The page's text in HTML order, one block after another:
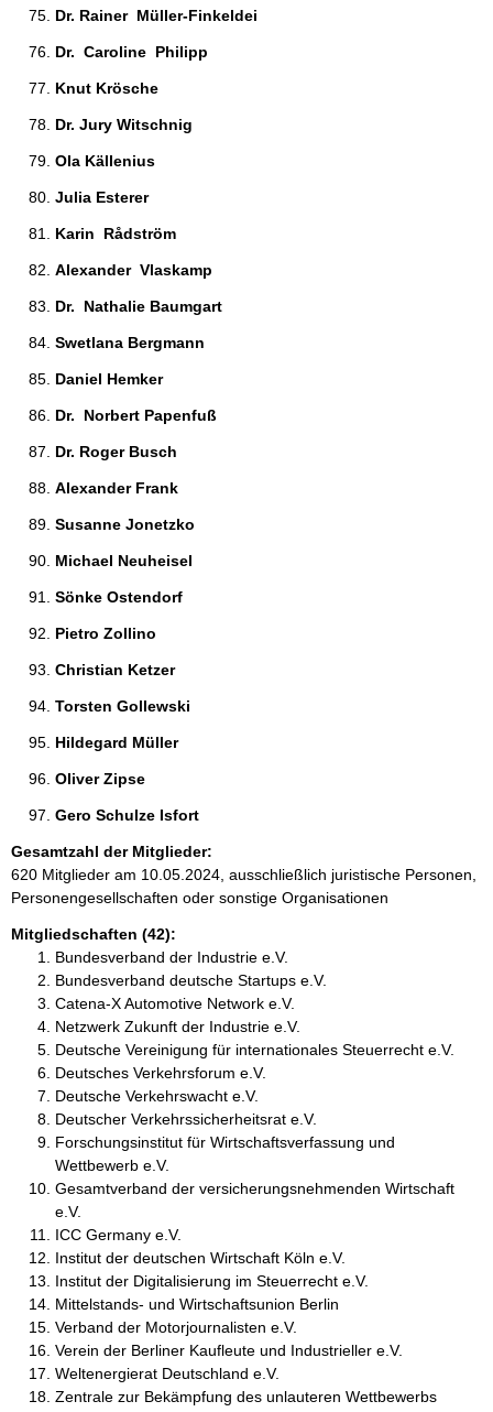
Dr. Rainer  Müller-Finkeldei
Dr.  Caroline  Philipp
Knut Krösche
Dr. Jury Witschnig
Ola Källenius
Julia Esterer
Karin  Rådström
Alexander  Vlaskamp
Dr.  Nathalie Baumgart
Swetlana Bergmann
Daniel Hemker
Dr.  Norbert Papenfuß
Dr. Roger Busch
Alexander Frank
Susanne Jonetzko
Michael Neuheisel
Sönke Ostendorf
Pietro Zollino
Christian Ketzer
Torsten Gollewski
Hildegard Müller
Oliver Zipse
Gero Schulze Isfort
Gesamtzahl der Mitglieder:
620 Mitglieder am 10.05.2024, ausschließlich juristische Personen,
Personengesellschaften oder sonstige Organisationen
Mitgliedschaften (42):
Bundesverband der Industrie e.V.
Bundesverband deutsche Startups e.V.
Catena-X Automotive Network e.V.
Netzwerk Zukunft der Industrie e.V.
Deutsche Vereinigung für internationales Steuerrecht e.V.
Deutsches Verkehrsforum e.V.
Deutsche Verkehrswacht e.V.
Deutscher Verkehrssicherheitsrat e.V.
Forschungsinstitut für Wirtschaftsverfassung und
Wettbewerb e.V.
Gesamtverband der versicherungsnehmenden Wirtschaft
e.V.
ICC Germany e.V.
Institut der deutschen Wirtschaft Köln e.V.
Institut der Digitalisierung im Steuerrecht e.V.
Mittelstands- und Wirtschaftsunion Berlin
Verband der Motorjournalisten e.V.
Verein der Berliner Kaufleute und Industrieller e.V.
Weltenergierat Deutschland e.V.
Zentrale zur Bekämpfung des unlauteren Wettbewerbs